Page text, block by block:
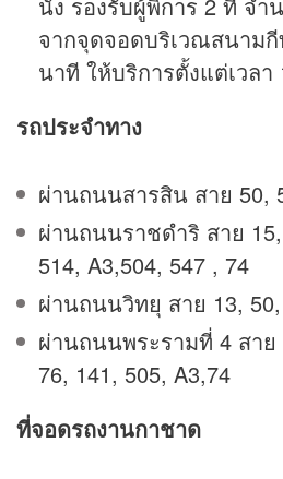
จากจุดจอดบริเวณสนาม
นาที ให้บริการตั้งแต่เวลา
รถประจำทาง
ผ่านถนนสารสิน สาย 50,
ผ่านถนนราชดำริ สาย
514, A3,504, 547 , 74
ผ่านถนนวิทยุ สาย 13,
ผ่านถนนพระรามที่ 4 สาย
76, 141, 505, A3,74
ที่จอดรถงานกาชาด